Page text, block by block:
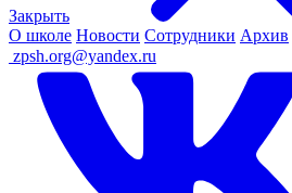
Закрыть
О школе Новости Сотрудники Архив
zpsh.org@yandex.ru